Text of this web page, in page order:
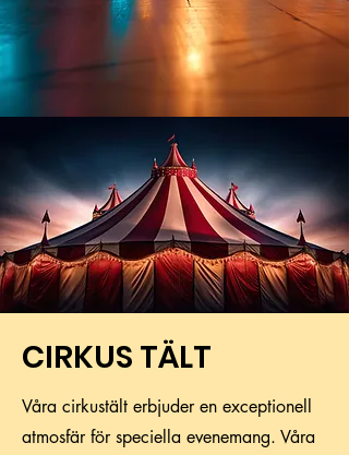
CIRKUS TÄLT
Våra cirkustält erbjuder en exceptionell
atmosfär för speciella evenemang. Våra